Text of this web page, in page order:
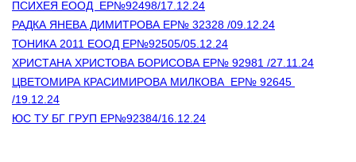
ПСИХЕЯ ЕООД  ЕР№92498/17.12.24
РАДКА ЯНЕВА ДИМИТРОВА ЕР№ 32328 /09.12.24
ТОНИКА 2011 ЕООД ЕР№92505/05.12.24
ХРИСТАНА ХРИСТОВА БОРИСОВА ЕР№ 92981 /27.11.24
ЦВЕТОМИРА КРАСИМИРОВА МИЛКОВА  ЕР№ 92645
/19.12.24
ЮС ТУ БГ ГРУП ЕР№92384/16.12.24